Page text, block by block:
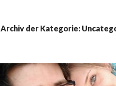
Archiv der Kategorie: